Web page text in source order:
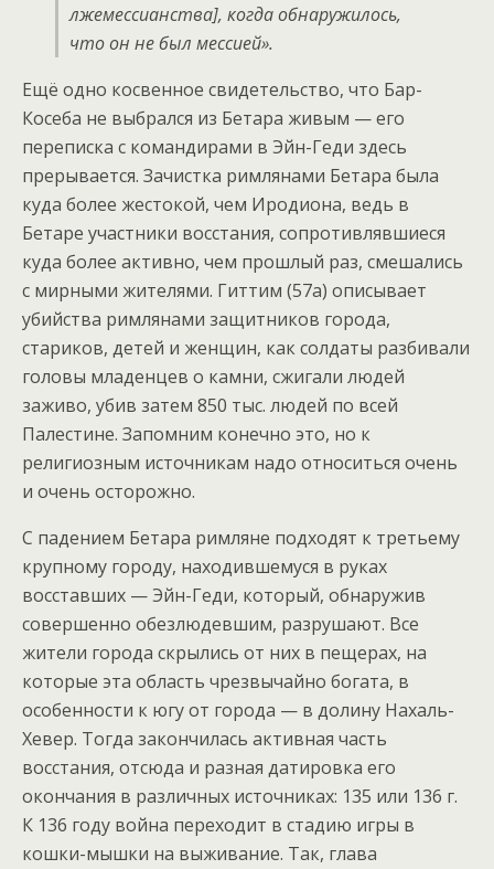
лжемессианства], когда обнаружилось,
что он не был мессией».
Ещё одно косвенное свидетельство, что Бар-
Косеба не выбрался из Бетара живым — его
переписка с командирами в Эйн-Геди здесь
прерывается. Зачистка римлянами Бетара была
куда более жестокой, чем Иродиона, ведь в
Бетаре участники восстания, сопротивлявшиеся
куда более активно, чем прошлый раз, смешались
с мирными жителями. Гиттим (57a) описывает
убийства римлянами защитников города,
стариков, детей и женщин, как солдаты разбивали
головы младенцев о камни, сжигали людей
заживо, убив затем 850 тыс. людей по всей
Палестине. Запомним конечно это, но к
религиозным источникам надо относиться очень
и очень осторожно.
С падением Бетара римляне подходят к третьему
крупному городу, находившемуся в руках
восставших — Эйн-Геди, который, обнаружив
совершенно обезлюдевшим, разрушают. Все
жители города скрылись от них в пещерах, на
которые эта область чрезвычайно богата, в
особенности к югу от города — в долину Нахаль-
Хевер. Тогда закончилась активная часть
восстания, отсюда и разная датировка его
окончания в различных источниках: 135 или 136 г.
К 136 году война переходит в стадию игры в
кошки-мышки на выживание. Так, глава